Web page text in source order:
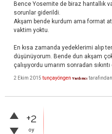
Bence Yosemite de biraz hantallık
sorunlar giderildi.
Akşam bende kurdum ama format
vaktim yoktu.
En kısa zamanda yedeklerimi alıp
düşünüyorum. Bende dun akşam
çalışıyordu umarım sonradan
2 Ekim 2015 tunçayöngen Yardımcı tarafından
+2
oy